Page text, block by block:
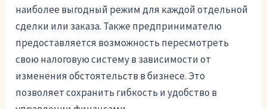
наиболее выгодный режим для каждой отдельной
сделки или заказа. Также предпринимателю
предоставляется возможность пересмотреть
свою налоговую систему в зависимости от
изменения обстоятельств в бизнесе. Это
позволяет сохранить гибкость и удобство в